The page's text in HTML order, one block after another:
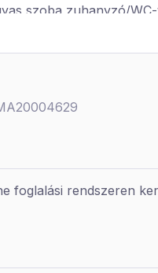
szoba zuhanyzó/
egy kétágyas
foglalási rendszeren